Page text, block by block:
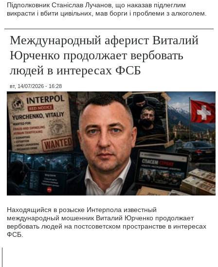
Підполковник Станіслав Лучанов, що наказав підлеглим
викрасти і вбити цивільних, мав борги і проблеми з алкоголем.
Международный аферист Виталий
Юрченко продолжает вербовать
людей в интересах ФСБ
вт, 14/07/2026 - 16:28
Находящийся в розыске Интерпола известный
международный мошенник Виталий Юрченко продолжает
вербовать людей на постсоветском пространстве в интересах
ФСБ.